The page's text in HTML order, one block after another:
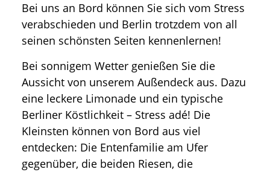
Bei uns an Bord können Sie sich vom Stress
verabschieden und Berlin trotzdem von all
seinen schönsten Seiten kennenlernen!
Bei sonnigem Wetter genießen Sie die
Aussicht von unserem Außendeck aus. Dazu
eine leckere Limonade und ein typische
Berliner Köstlichkeit – Stress adé! Die
Kleinsten können von Bord aus viel
entdecken: Die Entenfamilie am Ufer
gegenüber, die beiden Riesen, die